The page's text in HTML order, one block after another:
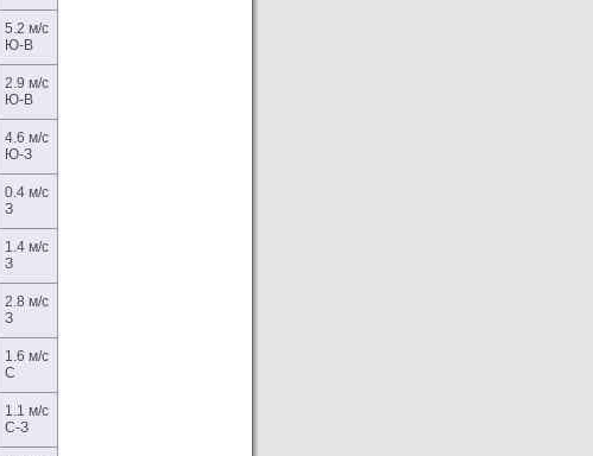
5.2 м/с
Ю-В
2.9 м/с
Ю-В
4.6 м/с
Ю-З
0.4 м/с
З
1.4 м/с
З
2.8 м/с
З
1.6 м/с
С
1.1 м/с
С-З